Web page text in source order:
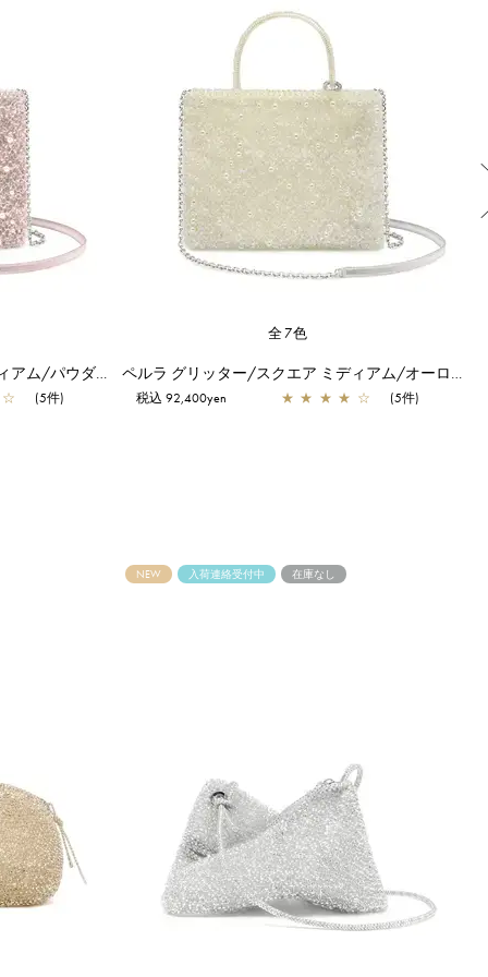
ペルラ グリッター/スクエア ミディアム/パウダリーピンクシルバー
☆ (5件)
全7色
ペルラ グリッター/スクエア ミディアム/オーロラトラスパレンテ【オンラインストア先行販売カラー】
税込 92,400yen ★ ★ ★ ★ ☆ (5件)
NEW 入荷連絡受付中 在庫なし